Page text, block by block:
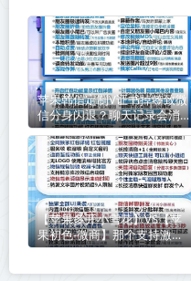
苹果韩信定制V证书掉签致微
信分身闪退？聊天记录会消
吗？手把手教你避坑指南
【苹果多开小雪花】VS【苹
果初色-微商】那个支持激活
那商城提马